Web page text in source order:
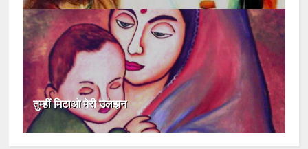
तुम्हीं मिटाओ मेरी उलझन